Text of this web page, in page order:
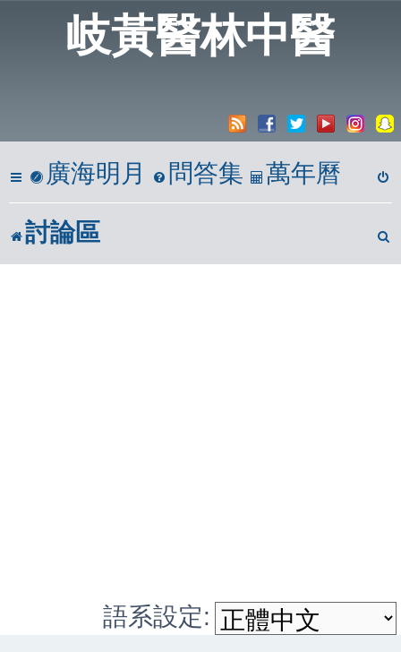
岐黃醫林中醫
廣海明月 問答集 萬年曆
討論區
語系設定: